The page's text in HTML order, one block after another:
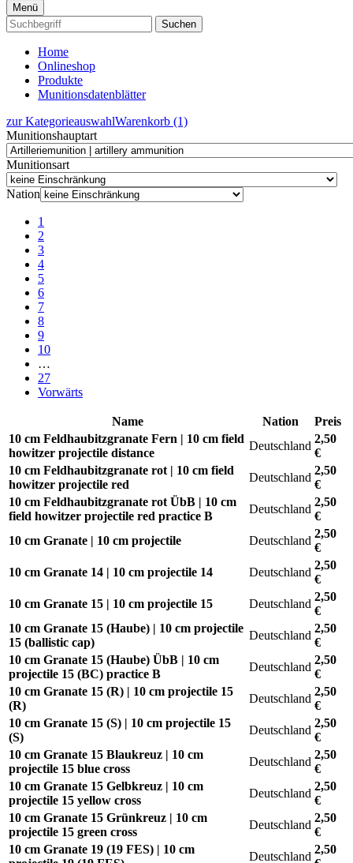
Menü
Suchen
Home
Onlineshop
Produkte
Munitionsdatenblätter
zur KategorieauswahlWarenkorb (1)
Munitionshauptart
Munitionsart
Nation
1
2
3
4
5
6
7
8
9
10
…
27
Vorwärts
Name Nation
Preis
10 cm Feldhaubitzgranate Fern | 10 cm field
howitzer projectile distance
Deutschland
2,50
€
10 cm Feldhaubitzgranate rot | 10 cm field
howitzer projectile red
Deutschland
2,50
€
10 cm Feldhaubitzgranate rot ÜbB | 10 cm
field howitzer projectile red practice B
Deutschland
2,50
€
10 cm Granate | 10 cm projectile
Deutschland
2,50
€
10 cm Granate 14 | 10 cm projectile 14
Deutschland
2,50
€
10 cm Granate 15 | 10 cm projectile 15
Deutschland
2,50
€
10 cm Granate 15 (Haube) | 10 cm projectile
15 (ballistic cap)
Deutschland
2,50
€
10 cm Granate 15 (Haube) ÜbB | 10 cm
projectile 15 (BC) practice B
Deutschland
2,50
€
10 cm Granate 15 (R) | 10 cm projectile 15
(R)
Deutschland
2,50
€
10 cm Granate 15 (S) | 10 cm projectile 15
(S)
Deutschland
2,50
€
10 cm Granate 15 Blaukreuz | 10 cm
projectile 15 blue cross
Deutschland
2,50
€
10 cm Granate 15 Gelbkreuz | 10 cm
projectile 15 yellow cross
Deutschland
2,50
€
10 cm Granate 15 Grünkreuz | 10 cm
projectile 15 green cross
Deutschland
2,50
€
10 cm Granate 19 (19 FES) | 10 cm
Deutschland
2,50